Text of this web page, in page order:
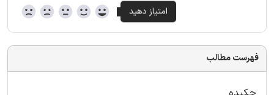
فهرست مطالب